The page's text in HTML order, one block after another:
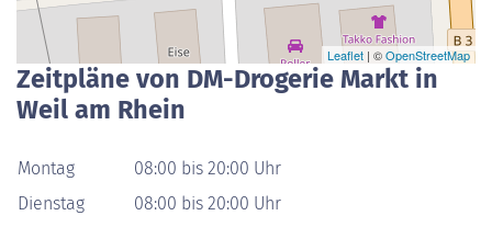
Leaflet | ©OpenStreetMap
Zeitpläne von DM-Drogerie Markt in
Weil am Rhein
Montag
08:00 bis 20:00 Uhr
Dienstag
08:00 bis 20:00 Uhr